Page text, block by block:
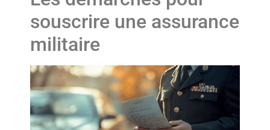
souscrire une assurance
militaire